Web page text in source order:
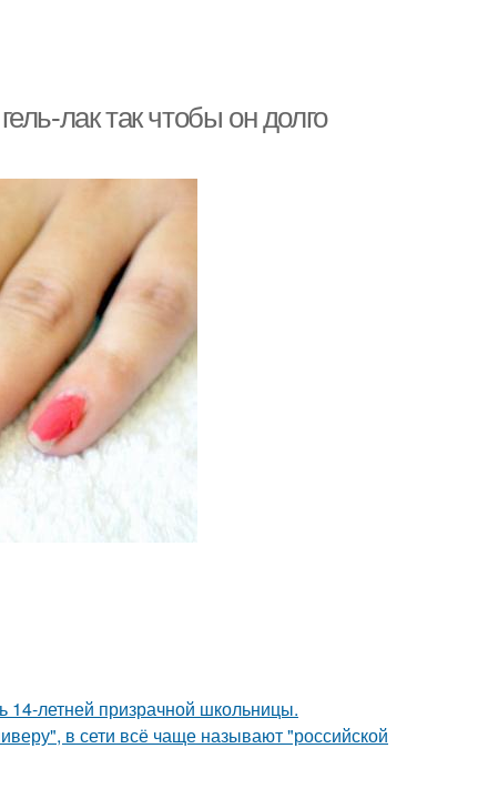
лак так чтобы он долго
14-летней призрачной школьницы.
в сети всё чаще называют "российской